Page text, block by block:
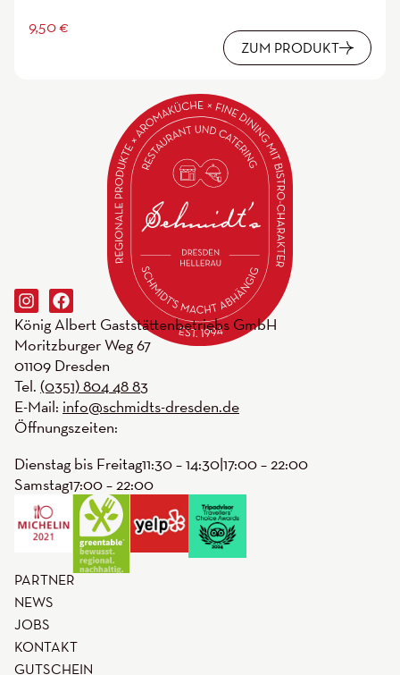
9,50€
ZUM PRODUKT
PARTNER
NEWS
JOBS
KONTAKT
GUTSCHEIN
König Albert Gast­stätten­betriebs GmbH
Moritzburger Weg 67
01109 Dresden
Tel. (0351) 804 48 83
E-Mail: info@schmidts-dresden.de
Öffnungszeiten:
Dienstag bis Freitag11:30 – 14:30|17:00 – 22:00
Samstag17:00 – 22:00